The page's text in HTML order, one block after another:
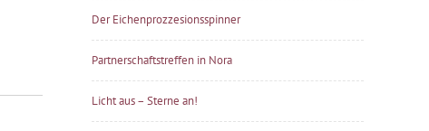
Der Eichenprozzesionsspinner
Partnerschaftstreffen in Nora
Licht aus – Sterne an!